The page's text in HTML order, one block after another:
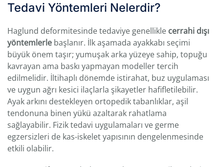
Tedavi Yöntemleri Nelerdir?
Haglund deformitesinde tedaviye genellikle cerrahi dışı
yöntemlerle başlanır. İlk aşamada ayakkabı seçimi
büyük önem taşır; yumuşak arka yüzeye sahip, topuğu
kavrayan ama baskı yapmayan modeller tercih
edilmelidir. İltihaplı dönemde istirahat, buz uygulaması
ve uygun ağrı kesici ilaçlarla şikayetler hafifletilebilir.
Ayak arkını destekleyen ortopedik tabanlıklar, aşil
tendonuna binen yükü azaltarak rahatlama
sağlayabilir. Fizik tedavi uygulamaları ve germe
egzersizleri de kas-iskelet yapısının dengelenmesinde
etkili olabilir.